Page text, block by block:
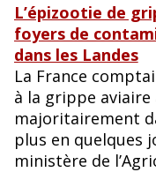
L’épizootie de
foyers de
dans les Landes
La France
à la grippe aviaire
majoritairement
plus en quelques
ministère de